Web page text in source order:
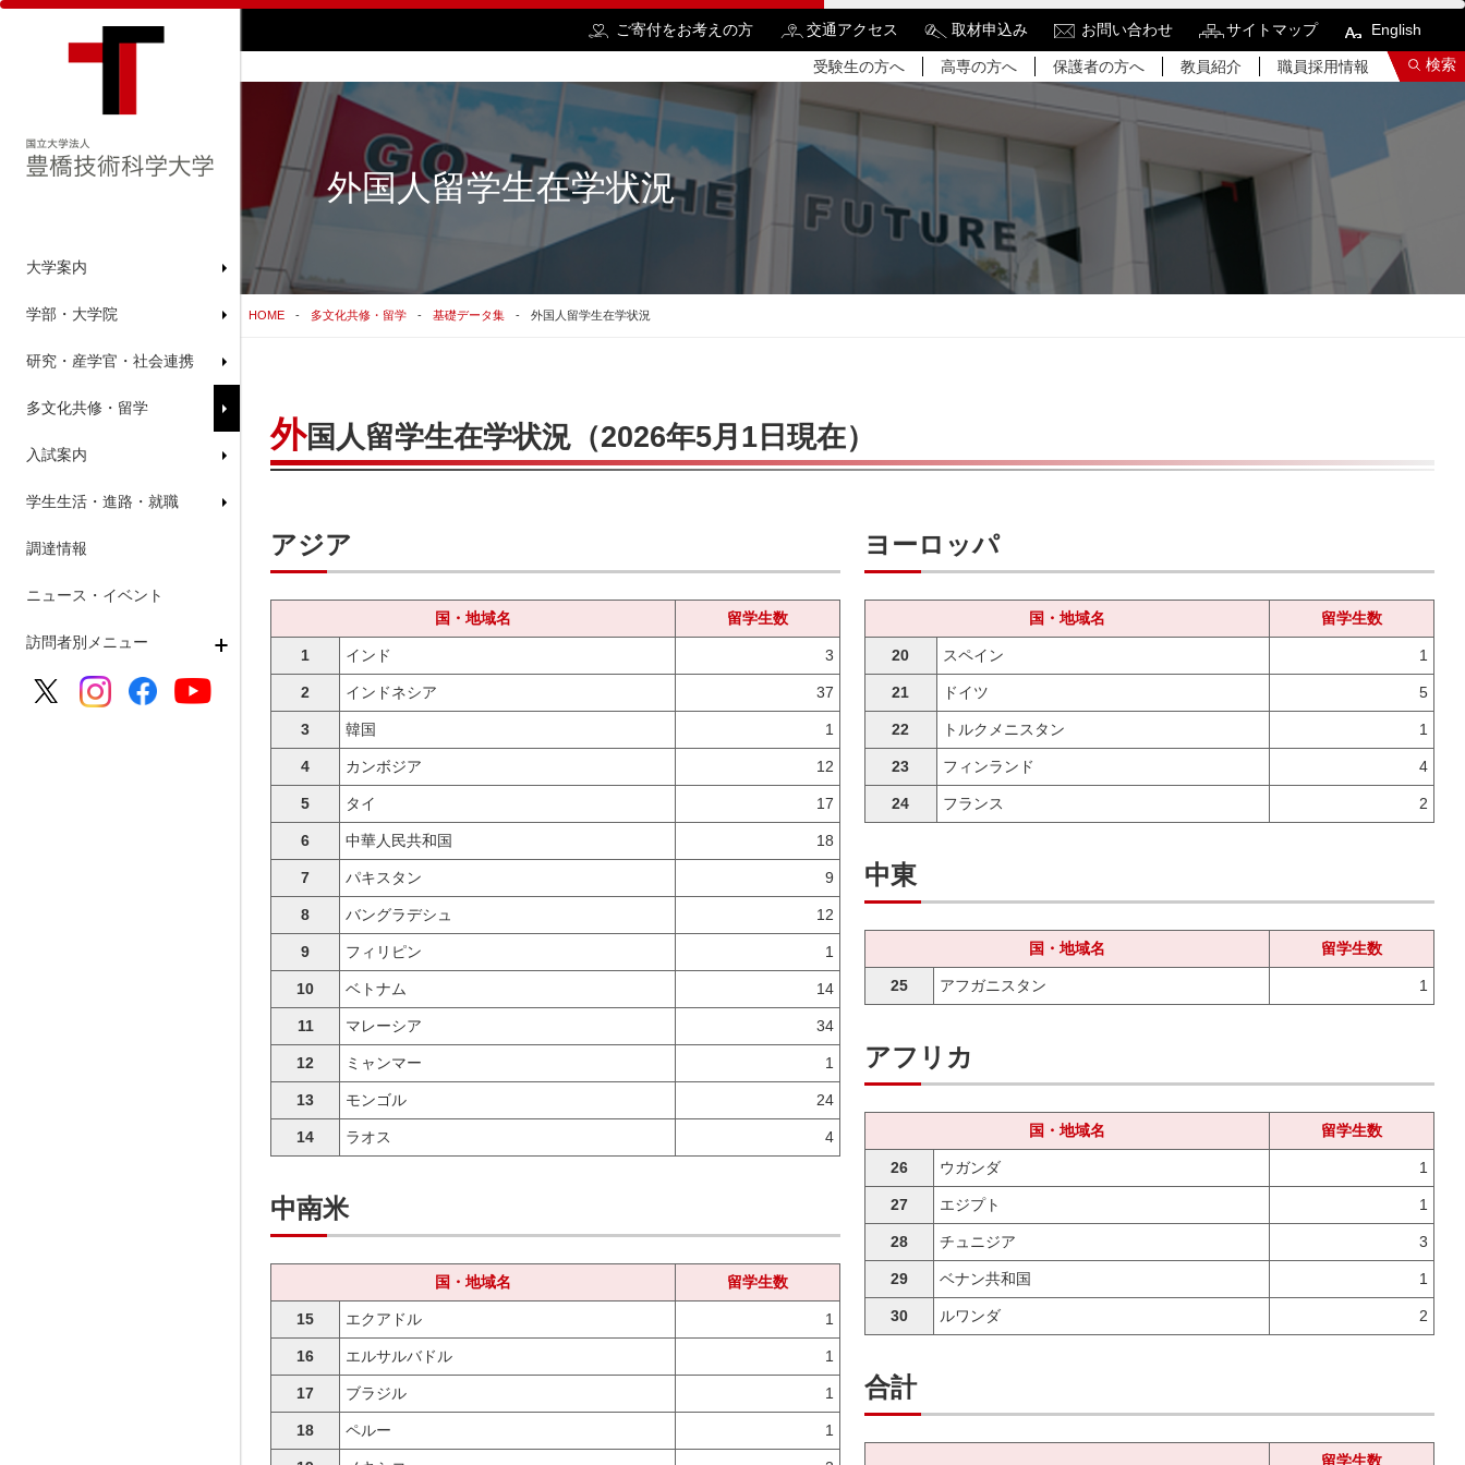
大学案内
学部・大学院
研究・産学官・社会連携
多文化共修・留学
入試案内
学生生活・進路・就職
調達情報
ニュース・イベント
訪問者別メニュー
ご寄付をお考えの方 交通アクセス 取材申込み お問い合わせ サイトマップ English
受験生の方へ 高専の方へ 保護者の方へ 教員紹介 職員採用情報 検索
検索結果をもっと見る
外国人留学生在学状況
HOME 多文化共修・留学 基礎データ集 外国人留学生在学状況
外国人留学生在学状況（2026年5月1日現在）
アジア
国・地域名 留学生数
1 インド 3
2 インドネシア 37
3 韓国 1
4 カンボジア 12
5 タイ 17
6 中華人民共和国 18
7 パキスタン 9
8 バングラデシュ 12
9 フィリピン 1
10 ベトナム 14
11 マレーシア 34
12 ミャンマー 1
13 モンゴル 24
14 ラオス 4
中南米
国・地域名 留学生数
15 エクアドル 1
16 エルサルバドル 1
17 ブラジル 1
18 ペルー 1
ヨーロッパ
国・地域名 留学生数
20 スペイン 1
21 ドイツ 5
22 トルクメニスタン 1
23 フィンランド 4
24 フランス 2
中東
国・地域名 留学生数
25 アフガニスタン 1
アフリカ
国・地域名 留学生数
26 ウガンダ 1
27 エジプト 1
28 チュニジア 3
29 ベナン共和国 1
30 ルワンダ 2
合計
留学生数